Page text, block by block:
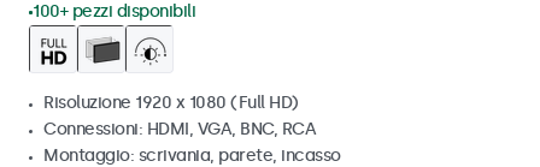
100+ pezzi disponibili
Risoluzione 1920 x 1080 (Full HD)
Connessioni: HDMI, VGA, BNC, RCA
Montaggio: scrivania, parete, incasso